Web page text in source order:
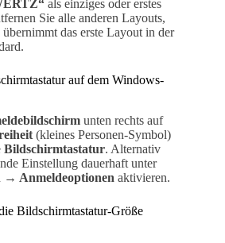
als einziges oder erstes
Sie alle anderen Layouts,
das erste Layout in der
auf dem Windows-
unten rechts auf
(kleines Personen-Symbol)
Bildschirmtastatur. Alternativ
Einstellung dauerhaft unter
Anmeldeoptionen aktivieren.
Bildschirmtastatur-Größe